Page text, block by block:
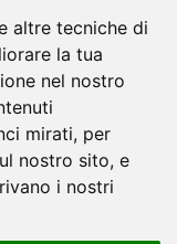
altre tecniche di
la tua
nel nostro
mirati, per
nostro sito, e
i nostri
TV
DIRETTA RADIO
www.trgmedia.it- Powered by